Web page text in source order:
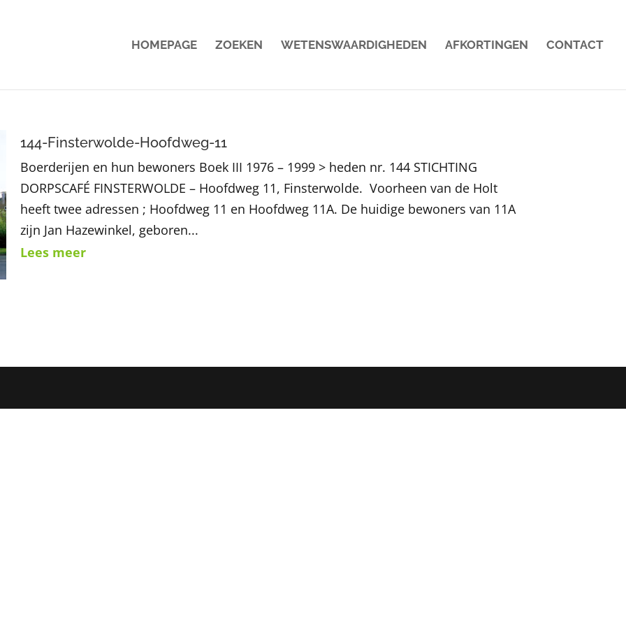
HOMEPAGE ZOEKEN WETENSWAARDIGHEDEN AFKORTINGEN CONTACT
144-Finsterwolde-Hoofdweg-11
Boerderijen en hun bewoners Boek III 1976 – 1999 > heden nr. 144 STICHTING
DORPSCAFÉ FINSTERWOLDE – Hoofdweg 11, Finsterwolde. Voorheen van de Holt
heeft twee adressen ; Hoofdweg 11 en Hoofdweg 11A. De huidige bewoners van 11A
zijn Jan Hazewinkel, geboren...
Lees meer